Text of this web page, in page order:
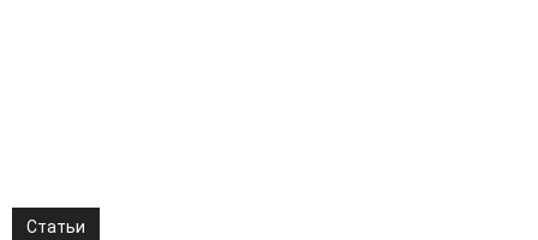
Статьи